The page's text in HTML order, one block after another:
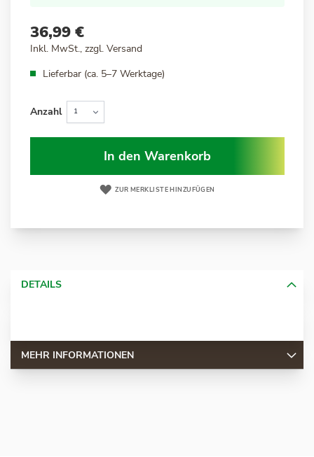
36,99 €
Inkl. MwSt., zzgl. Versand
Lieferbar (ca. 5–7 Werktage)
Anzahl
In den Warenkorb
ZUR MERKLISTE HINZUFÜGEN
DETAILS
MEHR INFORMATIONEN